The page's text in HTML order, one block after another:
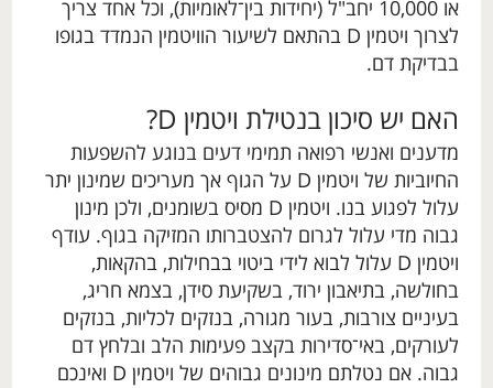
או 10,000 יחב"ל (יחידות בין־לאומיות), וכל אחד צריך
לצרוך ויטמין D בהתאם לשיעור הוויטמין הנמדד בגופו
בבדיקת דם.
האם יש סיכון בנטילת ויטמין D?
מדענים ואנשי רפואה תמימי דעים בנוגע להשפעות
החיוביות של ויטמין D על הגוף אך מעריכים שמינון יתר
עלול לפגוע בנו. ויטמין D מסיס בשומנים, ולכן מינון
גבוה מדי עלול לגרום להצטברותו המזיקה בגוף. עודף
ויטמין D עלול לבוא לידי ביטוי בבחילות, בהקאות,
בחולשה, בתיאבון ירוד, בשקיעת סידן, בצמא חריג,
בעיניים צורבות, בעור מגורה, בנזקים לכליות, בנזקים
לעורקים, באי־סדירות בקצב פעימות הלב ובלחץ דם
גבוה. אם נטלתם מינונים גבוהים של ויטמין D ואינכם